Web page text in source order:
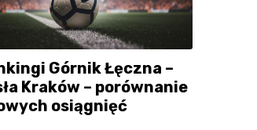
Górnik Łęczna –
Kraków – porównanie
osiągnięć